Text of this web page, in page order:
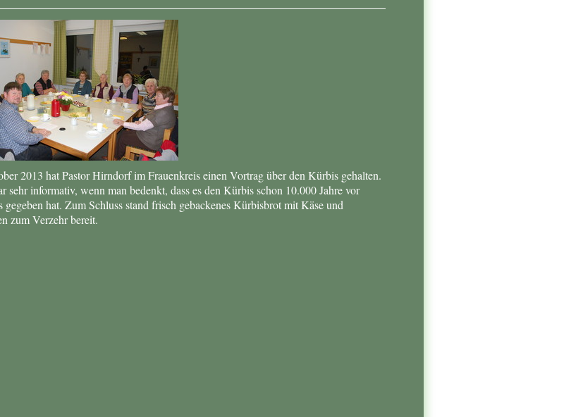
2013 hat Pastor Hirndorf im Frauenkreis einen Vortrag über den Kürbis gehalten.
sehr informativ, wenn man bedenkt, dass es den Kürbis schon 10.000 Jahre vor
gegeben hat. Zum Schluss stand frisch gebackenes Kürbisbrot mit Käse und
zum Verzehr bereit.